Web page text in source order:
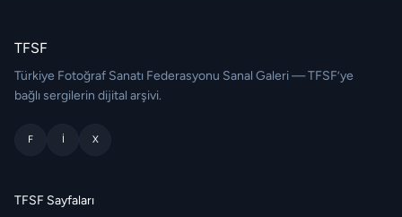
TFSF
Türkiye Fotoğraf Sanatı Federasyonu Sanal Galeri — TFSF’ye
bağlı sergilerin dijital arşivi.
F I X
TFSF Sayfaları